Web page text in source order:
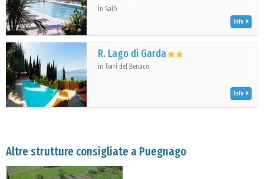
in Salò
Info
R. Lago di Garda
in Torri del Benaco
Info
Altre strutture consigliate a Puegnago